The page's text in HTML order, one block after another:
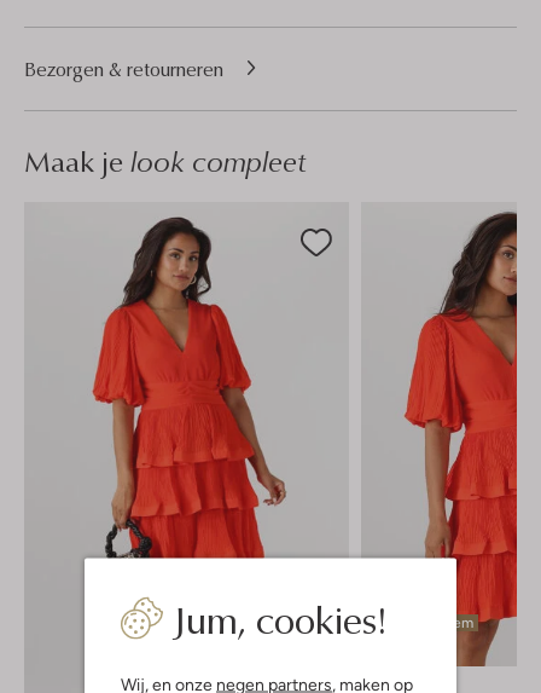
Jum, cookies!
Wij, en onze negen partners , maken op
Bezorgen & retourneren
Maak je look compleet
Laatste item
Y.a.s.